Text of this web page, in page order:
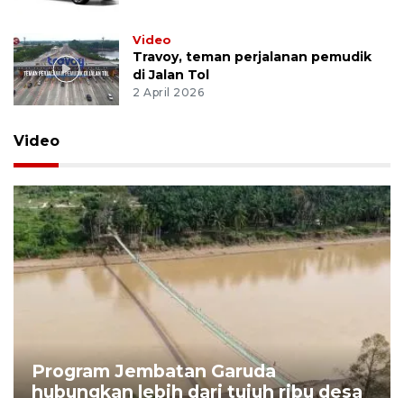
Video
Travoy, teman perjalanan pemudik
di Jalan Tol
2 April 2026
Video
Program Jembatan Garuda
hubungkan lebih dari tujuh ribu desa